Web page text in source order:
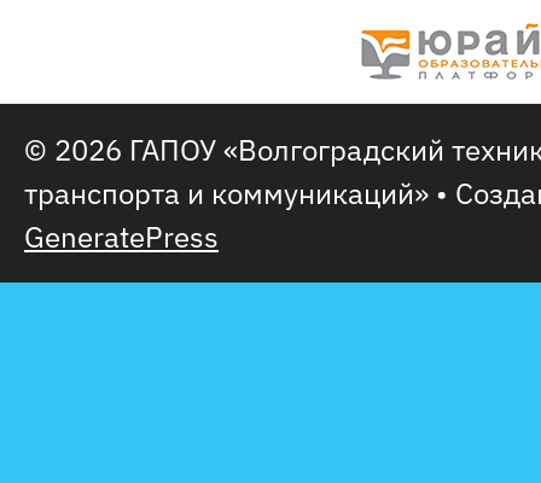
© 2026 ГАПОУ «Волгоградский
транспорта и коммуникаций» •
GeneratePress